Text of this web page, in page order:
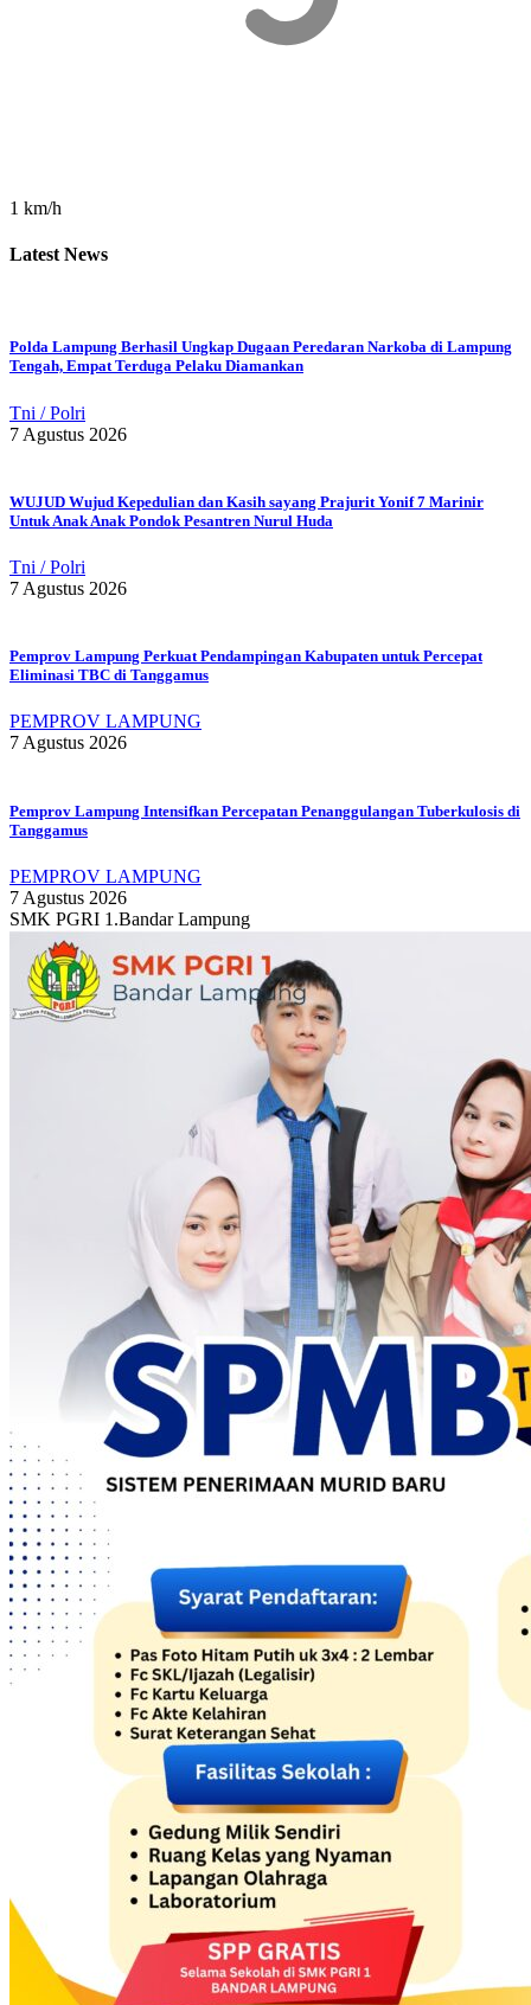
1 km/h
Latest News
Polda Lampung Berhasil Ungkap Dugaan Peredaran Narkoba di Lampung
Tengah, Empat Terduga Pelaku Diamankan
Tni / Polri
7 Agustus 2026
WUJUD Wujud Kepedulian dan Kasih sayang Prajurit Yonif 7 Marinir
Untuk Anak Anak Pondok Pesantren Nurul Huda
Tni / Polri
7 Agustus 2026
Pemprov Lampung Perkuat Pendampingan Kabupaten untuk Percepat
Eliminasi TBC di Tanggamus
PEMPROV LAMPUNG
7 Agustus 2026
Pemprov Lampung Intensifkan Percepatan Penanggulangan Tuberkulosis di
Tanggamus
PEMPROV LAMPUNG
7 Agustus 2026
SMK PGRI 1.Bandar Lampung